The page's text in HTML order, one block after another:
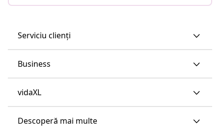
Serviciu clienți
Business
vidaXL
Descoperă mai multe